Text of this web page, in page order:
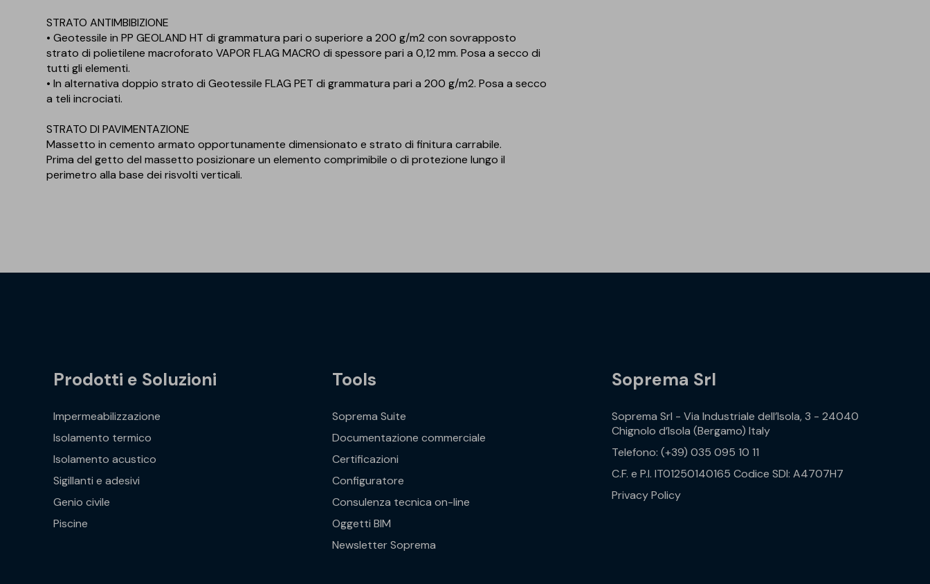
STRATO ANTIMBIBIZIONE
• Geotessile in PP GEOLAND HT di grammatura pari o superiore a 200 g/m2 con sovrapposto
strato di polietilene macroforato VAPOR FLAG MACRO di spessore pari a 0,12 mm. Posa a secco di
tutti gli elementi.
• In alternativa doppio strato di Geotessile FLAG PET di grammatura pari a 200 g/m2. Posa a secco
a teli incrociati.
STRATO DI PAVIMENTAZIONE
Massetto in cemento armato opportunamente dimensionato e strato di finitura carrabile.
Prima del getto del massetto posizionare un elemento comprimibile o di protezione lungo il
perimetro alla base dei risvolti verticali.
Prodotti e Soluzioni
Impermeabilizzazione
Isolamento termico
Isolamento acustico
Sigillanti e adesivi
Genio civile
Piscine
Tools
Soprema Suite
Documentazione commerciale
Certificazioni
Configuratore
Consulenza tecnica on-line
Oggetti BIM
Newsletter Soprema
Soprema Srl
Soprema Srl - Via Industriale dell’Isola, 3 - 24040
Chignolo d’Isola (Bergamo) Italy
Telefono: (+39) 035 095 10 11
C.F. e P.I. IT01250140165 Codice SDI: A4707H7
Privacy Policy